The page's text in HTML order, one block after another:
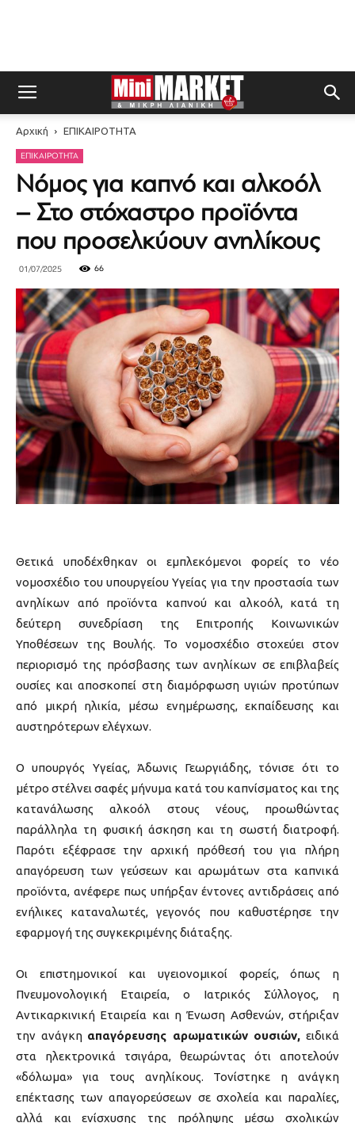
Αρχική ΕΠΙΚΑΙΡΟΤΗΤΑ
ΕΠΙΚΑΙΡΟΤΗΤΑ
Νόμος για καπνό και αλκοόλ
– Στο στόχαστρο προϊόντα
που προσελκύουν ανηλίκους
01/07/2025 66
Θετικά υποδέχθηκαν οι εμπλεκόμενοι φορείς το νέο
νομοσχέδιο του υπουργείου Υγείας για την προστασία των
ανηλίκων από προϊόντα καπνού και αλκοόλ, κατά τη
δεύτερη συνεδρίαση της Επιτροπής Κοινωνικών
Υποθέσεων της Βουλής. Το νομοσχέδιο στοχεύει στον
περιορισμό της πρόσβασης των ανηλίκων σε επιβλαβείς
ουσίες και αποσκοπεί στη διαμόρφωση υγιών προτύπων
από μικρή ηλικία, μέσω ενημέρωσης, εκπαίδευσης και
αυστηρότερων ελέγχων.
Ο υπουργός Υγείας, Άδωνις Γεωργιάδης, τόνισε ότι το
μέτρο στέλνει σαφές μήνυμα κατά του καπνίσματος και της
κατανάλωσης αλκοόλ στους νέους, προωθώντας
παράλληλα τη φυσική άσκηση και τη σωστή διατροφή.
Παρότι εξέφρασε την αρχική πρόθεσή του για πλήρη
απαγόρευση των γεύσεων και αρωμάτων στα καπνικά
προϊόντα, ανέφερε πως υπήρξαν έντονες αντιδράσεις από
ενήλικες καταναλωτές, γεγονός που καθυστέρησε την
εφαρμογή της συγκεκριμένης διάταξης.
Οι επιστημονικοί και υγειονομικοί φορείς, όπως η
Πνευμονολογική Εταιρεία, ο Ιατρικός Σύλλογος, η
Αντικαρκινική Εταιρεία και η Ένωση Ασθενών, στήριξαν
την ανάγκη απαγόρευσης αρωματικών ουσιών, ειδικά
στα ηλεκτρονικά τσιγάρα, θεωρώντας ότι αποτελούν
«δόλωμα» για τους ανηλίκους. Τονίστηκε η ανάγκη
επέκτασης των απαγορεύσεων σε σχολεία και παραλίες,
αλλά και ενίσχυσης της πρόληψης μέσω σχολικών